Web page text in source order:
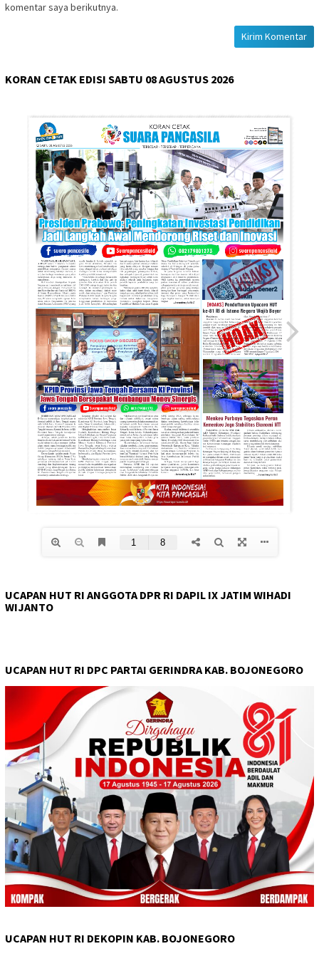
komentar saya berikutnya.
KORAN CETAK EDISI SABTU 08 AGUSTUS 2026
UCAPAN HUT RI ANGGOTA DPR RI DAPIL IX JATIM WIHADI
WIJANTO
UCAPAN HUT RI DPC PARTAI GERINDRA KAB. BOJONEGORO
UCAPAN HUT RI DEKOPIN KAB. BOJONEGORO